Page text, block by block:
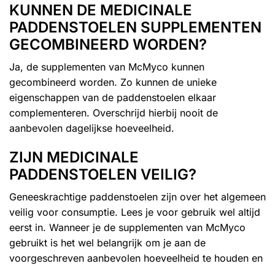
KUNNEN DE MEDICINALE
PADDENSTOELEN SUPPLEMENTEN
GECOMBINEERD WORDEN?
Ja, de supplementen van McMyco kunnen
gecombineerd worden. Zo kunnen de unieke
eigenschappen van de paddenstoelen elkaar
complementeren. Overschrijd hierbij nooit de
aanbevolen dagelijkse hoeveelheid.
ZIJN MEDICINALE
PADDENSTOELEN VEILIG?
Geneeskrachtige paddenstoelen zijn over het algemeen
veilig voor consumptie. Lees je voor gebruik wel altijd
eerst in. Wanneer je de supplementen van McMyco
gebruikt is het wel belangrijk om je aan de
voorgeschreven aanbevolen hoeveelheid te houden en